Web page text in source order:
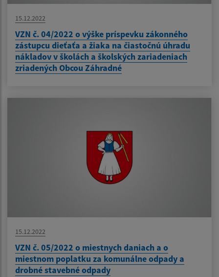
15.12.2022
VZN č. 04/2022 o výške príspevku zákonného
zástupcu dieťaťa a žiaka na čiastočnú úhradu
nákladov v školách a školských zariadeniach
zriadených Obcou Záhradné
15.12.2022
VZN č. 05/2022 o miestnych daniach a o
miestnom poplatku za komunálne odpady a
drobné stavebné odpady